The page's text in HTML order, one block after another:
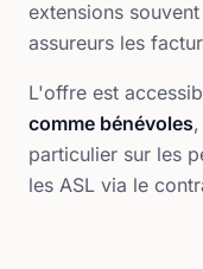
extensions
assureurs les
L'offre est
comme bénévoles
particulier sur les
les ASL via le